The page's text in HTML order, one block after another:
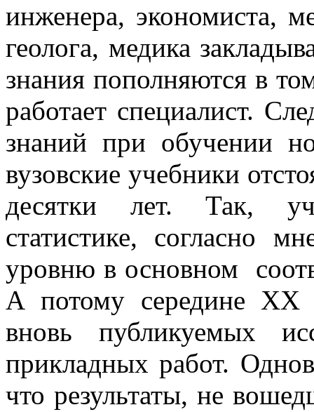
инженера, экономиста,
геолога, медика
знания пополняются в
работает специалист.
знаний при обучении
вузовские учебники
десятки лет. Так,
статистике, согласно
уровню в основном
А потому середине ХХ
вновь публикуемых
прикладных работ.
что результаты, не